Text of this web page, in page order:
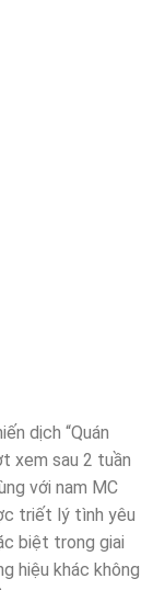
dịch “Quán
xem sau 2 tuần
với nam MC
triết lý tình yêu
biệt trong giai
hiệu khác không